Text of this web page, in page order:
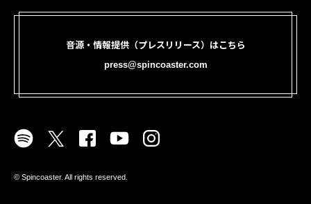
音源・情報提供（プレスリリース）はこちら
press@spincoaster.com
©︎ Spincoaster. All rights reserved.